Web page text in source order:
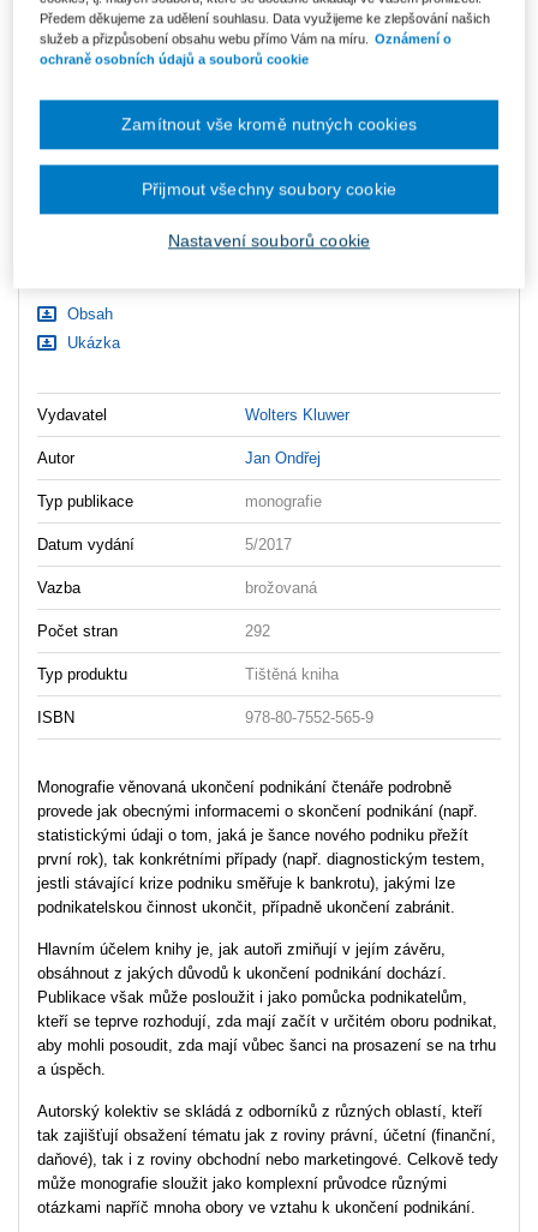
Ušetříte 427 Kč
DMOC 1 238 Kč
Skladem- expedice do 2 pracovních dnů
Co je Smarteca?
Upozorňujeme, že v období od 1.8. do 21.8. z technických
důvodů nemůžeme vystavovat daňové doklady. Budou vám
zaslány dodatečně e-mailem.
Ceny jsou včetně DPH
Obsah
Ukázka
Vydavatel Wolters Kluwer
Autor Jan Ondřej
Typ publikace monografie
Datum vydání 5/2017
Vazba brožovaná
Počet stran 292
Typ produktu Tištěná kniha
ISBN 978-80-7552-565-9
Monografie věnovaná ukončení podnikání čtenáře podrobně
provede jak obecnými informacemi o skončení podnikání (např.
statistickými údaji o tom, jaká je šance nového podniku přežít
první rok), tak konkrétními případy (např. diagnostickým testem,
jestli stávající krize podniku směřuje k bankrotu), jakými lze
podnikatelskou činnost ukončit, případně ukončení zabránit.
Hlavním účelem knihy je, jak autoři zmiňují v jejím závěru,
obsáhnout z jakých důvodů k ukončení podnikání dochází.
Publikace však může posloužit i jako pomůcka podnikatelům,
kteří se teprve rozhodují, zda mají začít v určitém oboru podnikat,
aby mohli posoudit, zda mají vůbec šanci na prosazení se na trhu
a úspěch.
Autorský kolektiv se skládá z odborníků z různých oblastí, kteří
tak zajišťují obsažení tématu jak z roviny právní, účetní (finanční,
daňové), tak i z roviny obchodní nebo marketingové. Celkově tedy
může monografie sloužit jako komplexní průvodce různými
otázkami napříč mnoha obory ve vztahu k ukončení podnikání.
Předem děkujeme za udělení souhlasu. Data využijeme ke zlepšování našich
služeb a přizpůsobení obsahu webu přímo Vám na míru. Oznámení o
ochraně osobních údajů a souborů cookie
Nastavení souborů cookie
Zamítnout vše kromě nutných cookies
Přijmout všechny soubory cookie